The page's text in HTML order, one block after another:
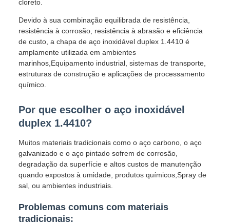
cloreto.
Devido à sua combinação equilibrada de resistência,
resistência à corrosão, resistência à abrasão e eficiência
de custo, a chapa de aço inoxidável duplex 1.4410 é
amplamente utilizada em ambientes
marinhos,Equipamento industrial, sistemas de transporte,
estruturas de construção e aplicações de processamento
químico.
Por que escolher o aço inoxidável
duplex 1.4410?
Muitos materiais tradicionais como o aço carbono, o aço
galvanizado e o aço pintado sofrem de corrosão,
degradação da superfície e altos custos de manutenção
quando expostos à umidade, produtos químicos,Spray de
sal, ou ambientes industriais.
Problemas comuns com materiais
tradicionais: